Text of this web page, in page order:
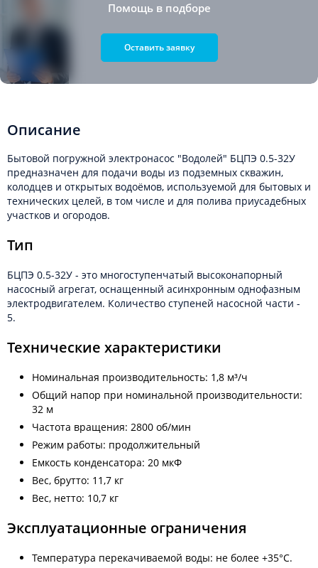
Помощь в подборе
Оставить заявку
Описание
Бытовой погружной электронасос "Водолей" БЦПЭ 0.5-32У
предназначен для подачи воды из подземных скважин,
колодцев и открытых водоёмов, используемой для бытовых и
технических целей, в том числе и для полива приусадебных
участков и огородов.
Тип
БЦПЭ 0.5-32У - это многоступенчатый высоконапорный
насосный агрегат, оснащенный асинхронным однофазным
электродвигателем. Количество ступеней насосной части -
5.
Технические характеристики
Номинальная производительность: 1,8 м³/ч
Общий напор при номинальной производительности:
32 м
Частота вращения: 2800 об/мин
Режим работы: продолжительный
Емкость конденсатора: 20 мкФ
Вес, брутто: 11,7 кг
Вес, нетто: 10,7 кг
Эксплуатационные ограничения
Температура перекачиваемой воды: не более +35°С.